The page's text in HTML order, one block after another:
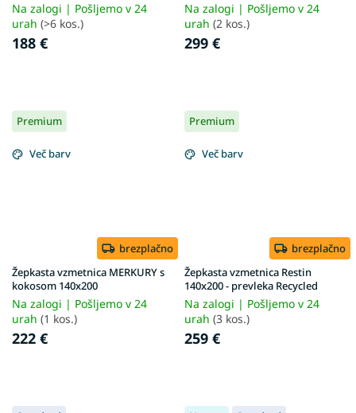
Na zalogi | Pošljemo v 24
urah (>6 kos.)
188 €
Na zalogi | Pošljemo v 24
urah (2 kos.)
299 €
Premium
Več barv
brezplačno
Žepkasta vzmetnica MERKURY s
kokosom 140x200
Na zalogi | Pošljemo v 24
urah (1 kos.)
222 €
Premium
Več barv
brezplačno
Žepkasta vzmetnica Restin
140x200 - prevleka Recycled
Na zalogi | Pošljemo v 24
urah (3 kos.)
259 €